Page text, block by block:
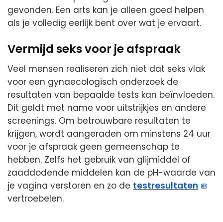
gevonden. Een arts kan je alleen goed helpen
als je volledig eerlijk bent over wat je ervaart.
Vermijd seks voor je afspraak
Veel mensen realiseren zich niet dat seks vlak
voor een gynaecologisch onderzoek de
resultaten van bepaalde tests kan beïnvloeden.
Dit geldt met name voor uitstrijkjes en andere
screenings. Om betrouwbare resultaten te
krijgen, wordt aangeraden om minstens 24 uur
voor je afspraak geen gemeenschap te
hebben. Zelfs het gebruik van glijmiddel of
zaaddodende middelen kan de pH-waarde van
je vagina verstoren en zo de testresultaten
vertroebelen.